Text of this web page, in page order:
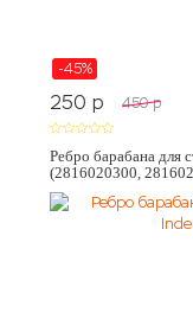
-45%
250 p 450 p
Ребро барабана для
(2816020300,